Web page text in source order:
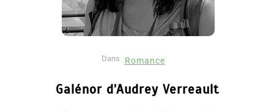
Dans Romance
Galénor d’Audrey Verreault